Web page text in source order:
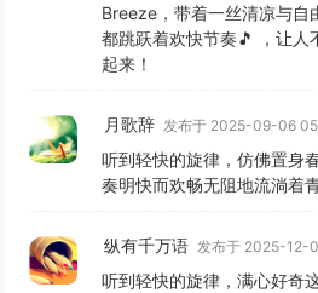
Breeze，带着一丝清凉与自
都跳跃着欢快节奏🎵 ，让人
起来！
月歌辞 发布于 2025-09-06
听到轻快的旋律，仿佛置身
奏明快而欢畅无阻地流淌着
纵有千万语 发布于 2025-12-
听到轻快的旋律，满心好奇